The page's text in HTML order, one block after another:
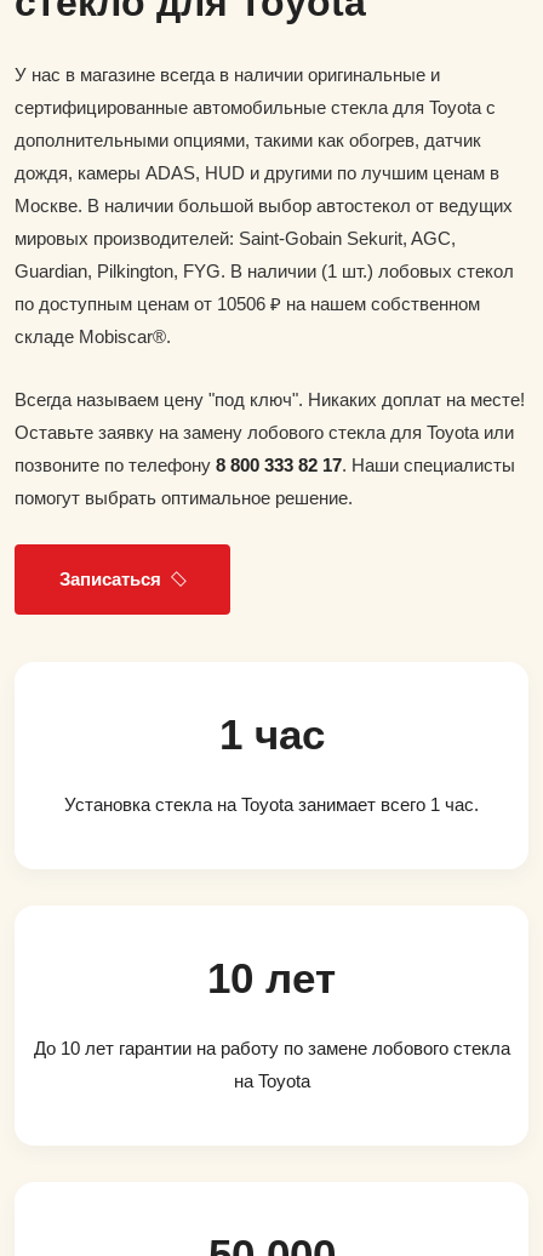
У нас в магазине всегда в наличии оригинальные и
сертифицированные автомобильные стекла для Toyota с
дополнительными опциями, такими как обогрев, датчик
дождя, камеры ADAS, HUD и другими по лучшим ценам в
Москве. В наличии большой выбор автостекол от ведущих
мировых производителей: Saint-Gobain Sekurit, AGC,
Guardian, Pilkington, FYG. В наличии (1 шт.) лобовых стекол
по доступным ценам от 10506 ₽ на нашем собственном
складе Mobiscar®.
Всегда называем цену "под ключ". Никаких доплат на месте!
Оставьте заявку на замену лобового стекла для Toyota или
позвоните по телефону 8 800 333 82 17. Наши специалисты
помогут выбрать оптимальное решение.
Записаться
1 час
Установка стекла на Toyota занимает всего 1 час.
10 лет
До 10 лет гарантии на работу по замене лобового стекла
на Toyota